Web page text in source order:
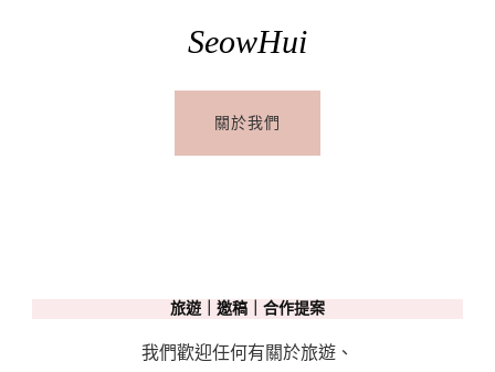
SeowHui
關於我們
旅遊｜邀稿｜合作提案
我們歡迎任何有關於旅遊、